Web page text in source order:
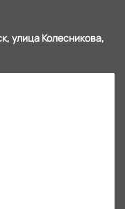
улица Колесникова,